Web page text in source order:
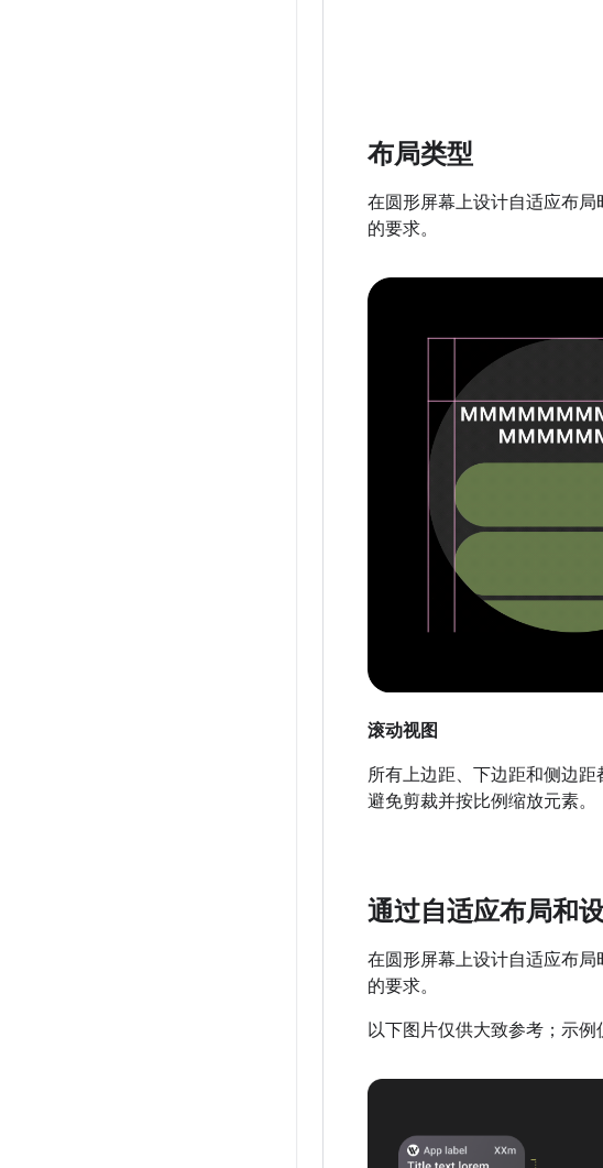
布局类型
在圆形屏幕上设计自适应布
的要求。
滚动视图
所有上边距、下边距和侧边
避免剪裁并按比例缩放元素。
通过自适应布局和
在圆形屏幕上设计自适应布
的要求。
以下图片仅供大致参考；示